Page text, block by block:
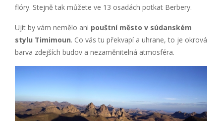
flóry. Stejně tak můžete ve 13 osadách potkat Berbery.
Ujít by vám nemělo ani pouštní město v súdanském
stylu Timimoun. Co vás tu překvapí a uhrane, to je okrová
barva zdejších budov a nezaměnitelná atmosféra.